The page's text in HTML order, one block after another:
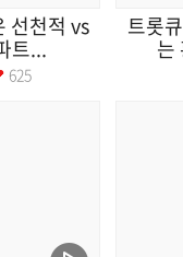
선천적 vs
트...
625
트롯
는